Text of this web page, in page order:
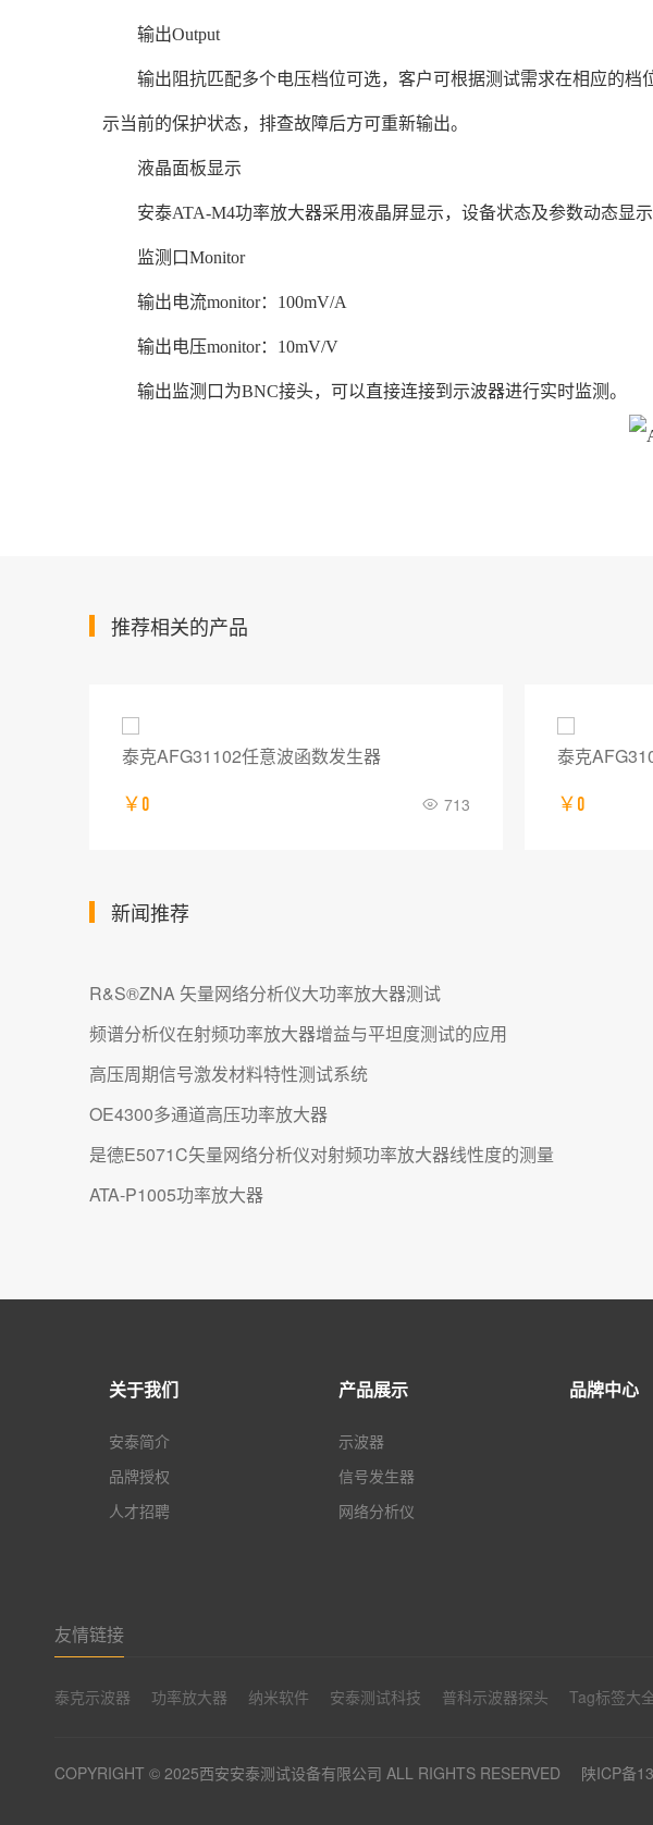
输出Output
输出阻抗匹配多个电压档位可选，客户可根据测试需求在相应的档
示当前的保护状态，排查故障后方可重新输出。
液晶面板显示
安泰ATA-M4功率放大器采用液晶屏显示，设备状态及参数动态显示
监测口Monitor
输出电流monitor：100mV/A
输出电压monitor：10mV/V
输出监测口为BNC接头，可以直接连接到示波器进行实时监测。
推荐相关的产品
泰克AFG31102任意波函数发生器
￥0 713
泰克
￥0
新闻推荐
R&S®ZNA 矢量网络分析仪大功率放大器测试
频谱分析仪在射频功率放大器增益与平坦度测试的应用
高压周期信号激发材料特性测试系统
OE4300多通道高压功率放大器
是德E5071C矢量网络分析仪对射频功率放大器线性度的测量
ATA-P1005功率放大器
关于我们
安泰简介
品牌授权
人才招聘
产品展示
示波器
信号发生器
网络分析仪
品牌中心
友情链接
泰克示波器 功率放大器 纳米软件 安泰测试科技 普科示波器探头 Tag标签大
COPYRIGHT © 2025西安安泰测试设备有限公司 ALL RIGHTS RESERVED 陕ICP备